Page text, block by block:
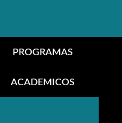
PROGRAMAS
ACADEMICOS